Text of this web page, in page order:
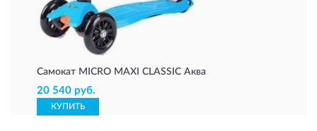
Самокат MICRO MAXI CLASSIC Аква
20 540 руб.
КУПИТЬ